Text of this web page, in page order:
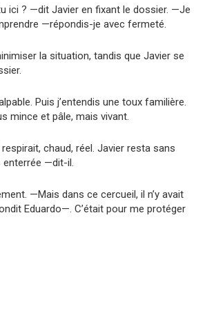
ici ? —dit Javier en fixant le dossier. —Je
—répondis-je avec fermeté.
la situation, tandis que Javier se
Puis j’entendis une toux familière.
mince et pâle, mais vivant.
chaud, réel. Javier resta sans
enterrée —dit-il.
—Mais dans ce cercueil, il n’y avait
Eduardo—. C’était pour me protéger